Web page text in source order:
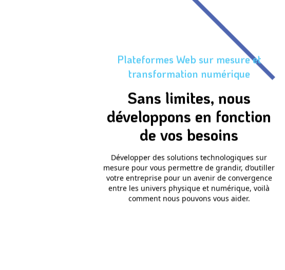
Plateformes Web sur mesure et
transformation numérique
Sans limites, nous
développons en fonction
de vos besoins
Développer des solutions technologiques sur
mesure pour vous permettre de grandir, d’outiller
votre entreprise pour un avenir de convergence
entre les univers physique et numérique, voilà
comment nous pouvons vous aider.